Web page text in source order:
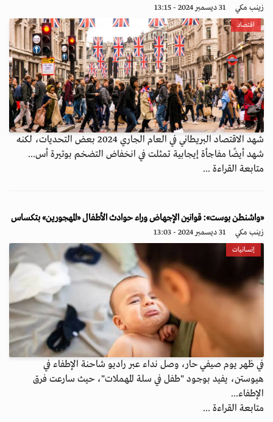
زينب مكي 31 ديسمبر 2024 - 13:15
اقتصاد
شهد الاقتصاد البريطاني في العام الجاري 2024 بعض التحديات، لكنه
شهد أيضًا مفاجأة إيجابية تمثلت في انخفاض التضخم بوتيرة أس...
متابعة القراءة ...
«واشنطن بوست»: قوانين الإجهاض وراء حوادث الأطفال «المهجورين» بتكساس
زينب مكي 31 ديسمبر 2024 - 13:03
إنسانيات
في ظهر يوم صيفي حار، وصل نداء عبر راديو شاحنة الإطفاء في
هيوستن، يفيد بوجود "طفل في سلة المهملات"، حيث سارعت فرق
الإطفاء...
متابعة القراءة ...